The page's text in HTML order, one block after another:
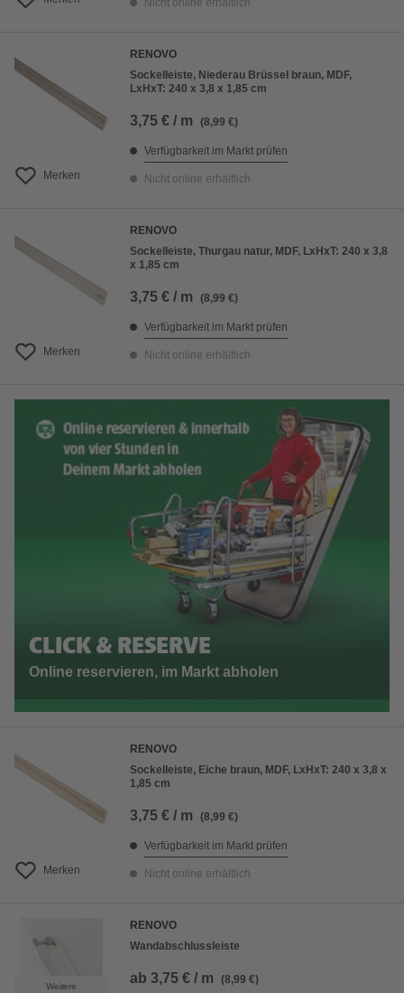
Nicht online erhältlich
Merken
RENOVO
Sockelleiste, Niederau Brüssel braun, MDF,
LxHxT: 240 x 3,8 x 1,85 cm
3,75 € / m (8,99 €)
Verfügbarkeit im Markt prüfen
Nicht online erhältlich
Merken
RENOVO
Sockelleiste, Thurgau natur, MDF, LxHxT: 240 x 3,8
x 1,85 cm
3,75 € / m (8,99 €)
Verfügbarkeit im Markt prüfen
Nicht online erhältlich
CLICK & RESERVE
Online reservieren, im Markt abholen
Merken
RENOVO
Sockelleiste, Eiche braun, MDF, LxHxT: 240 x 3,8 x
1,85 cm
3,75 € / m (8,99 €)
Verfügbarkeit im Markt prüfen
Nicht online erhältlich
Weitere
RENOVO
Wandabschlussleiste
ab 3,75 € / m (8,99 €)